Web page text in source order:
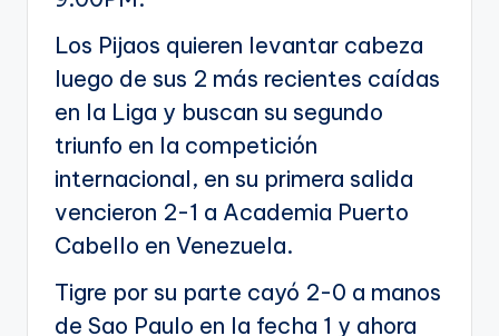
Los Pijaos quieren levantar cabeza
luego de sus 2 más recientes caídas
en la Liga y buscan su segundo
triunfo en la competición
internacional, en su primera salida
vencieron 2-1 a Academia Puerto
Cabello en Venezuela.
Tigre por su parte cayó 2-0 a manos
de Sao Paulo en la fecha 1 y ahora